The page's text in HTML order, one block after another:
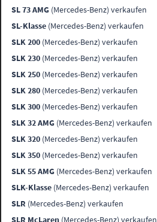
SL 73 AMG (Mercedes-Benz) verkaufen
SL-Klasse (Mercedes-Benz) verkaufen
SLK 200 (Mercedes-Benz) verkaufen
SLK 230 (Mercedes-Benz) verkaufen
SLK 250 (Mercedes-Benz) verkaufen
SLK 280 (Mercedes-Benz) verkaufen
SLK 300 (Mercedes-Benz) verkaufen
SLK 32 AMG (Mercedes-Benz) verkaufen
SLK 320 (Mercedes-Benz) verkaufen
SLK 350 (Mercedes-Benz) verkaufen
SLK 55 AMG (Mercedes-Benz) verkaufen
SLK-Klasse (Mercedes-Benz) verkaufen
SLR (Mercedes-Benz) verkaufen
SLR McLaren (Mercedes-Benz) verkaufen